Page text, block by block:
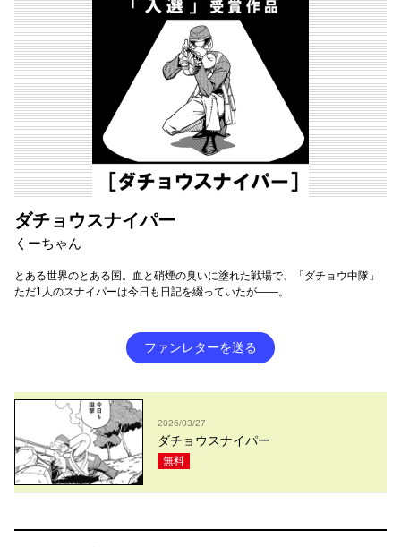
ダチョウスナイパー
くーちゃん
とある世界のとある国。血と硝煙の臭いに塗れた戦場で、「ダチョウ中隊」
ただ1人のスナイパーは今日も日記を綴っていたが――。
ファンレターを送る
2026/03/27
ダチョウスナイパー
無料